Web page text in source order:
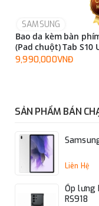
SAMSUNG
Bao da kèm bàn
(Pad chuột) Tab S10
EF-DX925UBEGWW
9,990,000VNĐ
SẢN PHẨM BÁN
Liên Hệ
Ốp lưng
RS918